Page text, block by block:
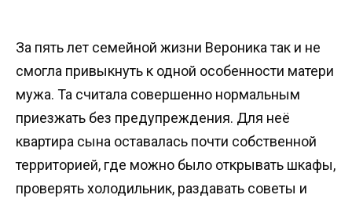
За пять лет семейной жизни Вероника так и не
смогла привыкнуть к одной особенности матери
мужа. Та считала совершенно нормальным
приезжать без предупреждения. Для неё
квартира сына оставалась почти собственной
территорией, где можно было открывать шкафы,
проверять холодильник, раздавать советы и